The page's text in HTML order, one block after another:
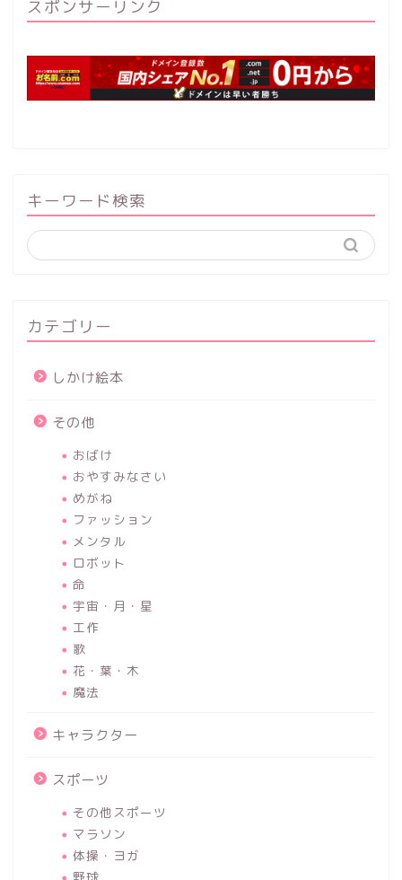
スポンサーリンク
キーワード検索
カテゴリー
しかけ絵本
その他
おばけ
おやすみなさい
めがね
ファッション
メンタル
ロボット
命
宇宙・月・星
工作
歌
花・葉・木
魔法
キャラクター
スポーツ
その他スポーツ
マラソン
体操・ヨガ